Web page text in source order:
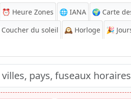
⏰ Heure Zones 🌐 IANA 🌍 Carte
Coucher du soleil 🕰️ Horloge 🎉